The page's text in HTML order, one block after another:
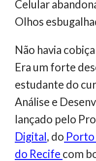
Celular
Olhos
Não havia
Era um forte
estudante do
Análise e
lançado pelo
Digital, do
do Recife com